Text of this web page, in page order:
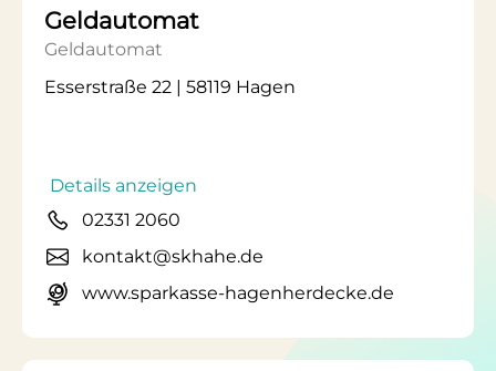
Geldautomat
Geldautomat
Esserstraße 22 | 58119 Hagen
Details anzeigen
02331 2060
kontakt@skhahe.de
www.sparkasse-hagenherdecke.de